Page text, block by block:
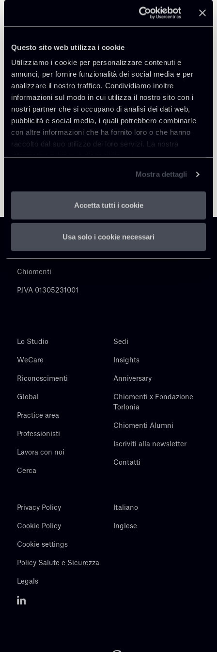
Questo sito web utilizza i cookie
Utilizziamo i cookie per personalizzare contenuti e
annunci, per fornire funzionalità dei social media e per
analizzare il nostro traffico. Condividiamo inoltre
informazioni sul modo in cui utilizza il nostro sito con i
nostri partner che si occupano di analisi dei dati web,
pubblicità e social media, i quali potrebbero combinarle
con altre informazioni che ha fornito loro o che hanno
raccolto dal suo utilizzo dei loro servizi. La nostra
informativa privacy è disponibilequi.
Mostra dettagli
Accetta tutti i cookie
Usa solo i cookie necessari
Torna agli Insights
PARTNER
Milano
Chiomenti
P.IVA 01305231001
Lo Studio
WeCare
Riconoscimenti
Global
Practice area
Professionisti
Lavora con noi
Cerca
Sedi
Insights
Anniversary
Chiomenti x Fondazione
Torlonia
Chiomenti Alumni
Iscriviti alla newsletter
Contatti
Privacy Policy
Cookie Policy
Cookie settings
Policy Salute e Sicurezza
Legals
Italiano
Inglese